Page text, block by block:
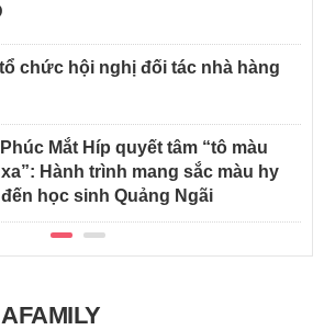
chức hội nghị đối tác nhà hàng
Mắt Híp quyết tâm “tô màu
Hành trình mang sắc màu hy
học sinh Quảng Ngãi